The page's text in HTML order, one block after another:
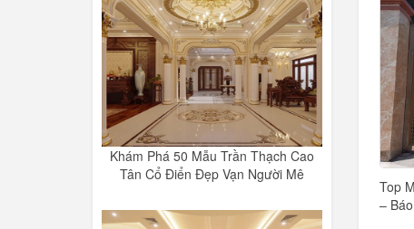
Khám Phá 50 Mẫu Trần Thạch Cao
Tân Cổ Điển Đẹp Vạn Người Mê
Top
–